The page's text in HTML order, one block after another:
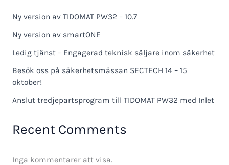
Ny version av TIDOMAT PW32 – 10.7
Ny version av smartONE
Ledig tjänst – Engagerad teknisk säljare inom säkerhet
Besök oss på säkerhetsmässan SECTECH 14 – 15
oktober!
Anslut tredjepartsprogram till TIDOMAT PW32 med Inlet
Recent Comments
Inga kommentarer att visa.